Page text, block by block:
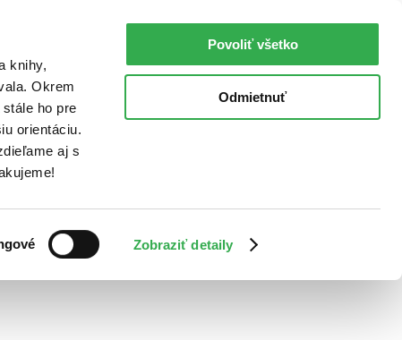
knihy,
Okrem
ho pre
orientáciu.
aj s
Zobraziť detaily
Povoliť všetko
Odmietnuť